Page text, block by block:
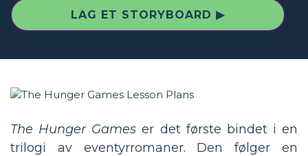
LAG ET STORYBOARD ▶
The Hunger Games er det første bindet i en
trilogi av eventyrromaner. Den følger en